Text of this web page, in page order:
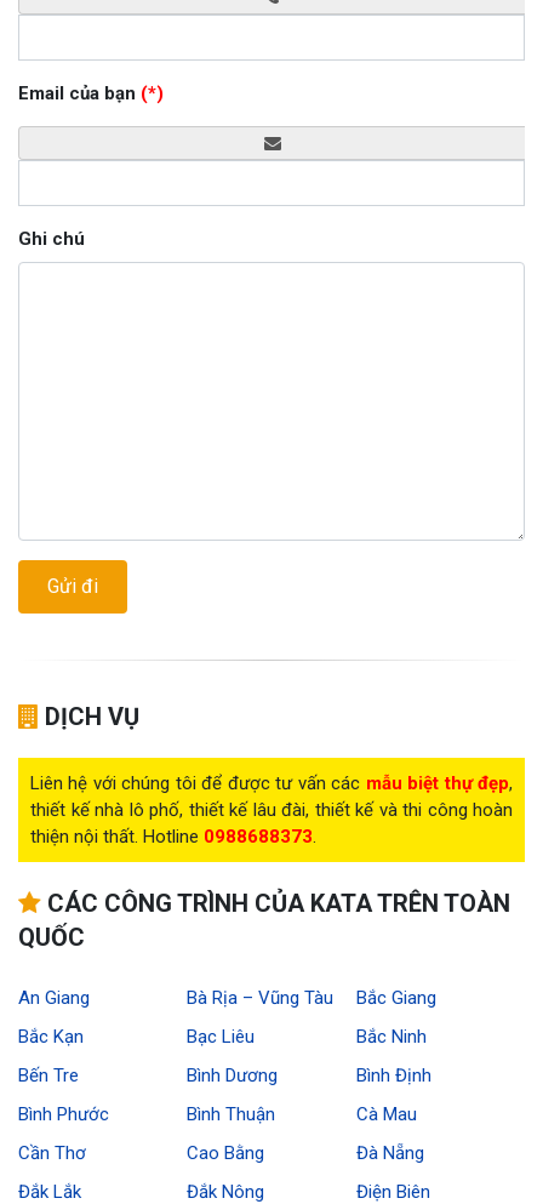
Email của bạn (*)
Ghi chú
DỊCH VỤ
Liên hệ với chúng tôi để được tư vấn các mẫu biệt thự đẹp,
thiết kế nhà lô phố, thiết kế lâu đài, thiết kế và thi công hoàn
thiện nội thất. Hotline 0988688373.
CÁC CÔNG TRÌNH CỦA KATA TRÊN TOÀN
QUỐC
An Giang Bà Rịa – Vũng Tàu
Bắc Giang
Bắc Kạn
Bạc Liêu
Bắc Ninh
Bến Tre
Bình Dương
Bình Định
Bình Phước
Bình Thuận
Cà Mau
Cần Thơ
Cao Bằng
Đà Nẵng
Đắk Lắk
Đắk Nông
Điện Biên